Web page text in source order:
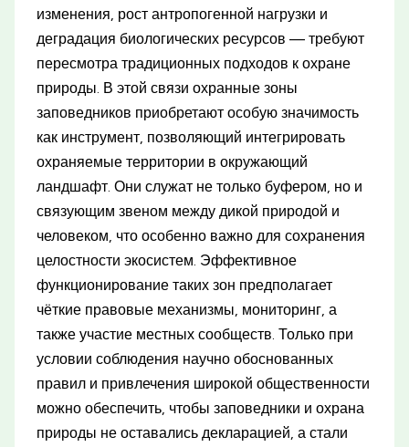
изменения, рост антропогенной нагрузки и
деградация биологических ресурсов — требуют
пересмотра традиционных подходов к охране
природы. В этой связи охранные зоны
заповедников приобретают особую значимость
как инструмент, позволяющий интегрировать
охраняемые территории в окружающий
ландшафт. Они служат не только буфером, но и
связующим звеном между дикой природой и
человеком, что особенно важно для сохранения
целостности экосистем. Эффективное
функционирование таких зон предполагает
чёткие правовые механизмы, мониторинг, а
также участие местных сообществ. Только при
условии соблюдения научно обоснованных
правил и привлечения широкой общественности
можно обеспечить, чтобы заповедники и охрана
природы не оставались декларацией, а стали